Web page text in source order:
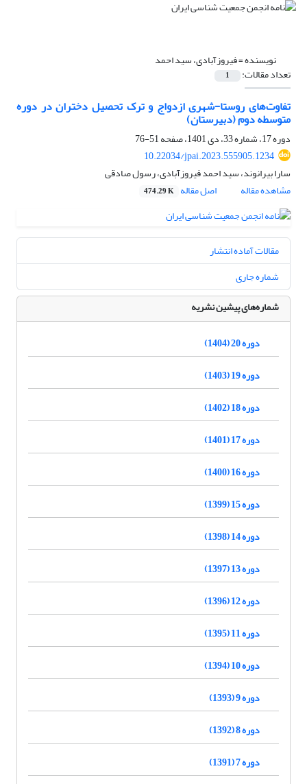
نویسنده =فیروزآبادی، سید احمد
تعداد مقالات: 1
تفاوت‌های روستا-شهری ازدواج و ترک تحصیل دختران در دوره
متوسطه دوم (دبیرستان)
دوره 17، شماره 33، دی 1401، صفحه
51-76
10.22034/jpai.2023.555905.1234
سارا بیرانوند، سید احمد فیروزآبادی، رسول صادقی
مشاهده مقاله
اصل مقاله 474.29 K
مقالات آماده انتشار
شماره جاری
شماره‌های پیشین نشریه
دوره 20 (1404)
دوره 19 (1403)
دوره 18 (1402)
دوره 17 (1401)
دوره 16 (1400)
دوره 15 (1399)
دوره 14 (1398)
دوره 13 (1397)
دوره 12 (1396)
دوره 11 (1395)
دوره 10 (1394)
دوره 9 (1393)
دوره 8 (1392)
دوره 7 (1391)